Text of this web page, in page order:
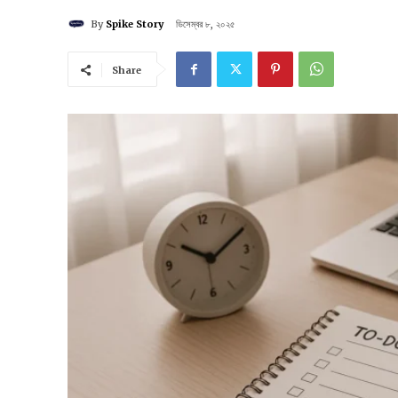
By Spike Story ডিসেম্বর ৮, ২০২৫
Share